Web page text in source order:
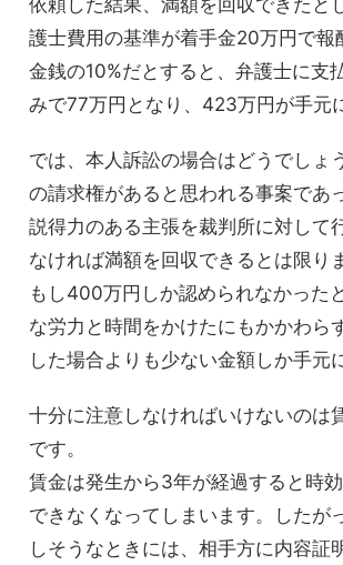
護士費用の基準が着手金20万円で報
金銭の10%だとすると、弁護士に支
みで77万円となり、423万円が手元
では、本人訴訟の場合はどうでしょ
の請求権があると思われる事案であ
説得力のある主張を裁判所に対して
なければ満額を回収できるとは限り
もし400万円しか認められなかった
な労力と時間をかけたにもかかわら
した場合よりも少ない金額しか手元
十分に注意しなければいけないのは
です。
賃金は発生から3年が経過すると時
できなくなってしまいます。したが
しそうなときには、相手方に内容証